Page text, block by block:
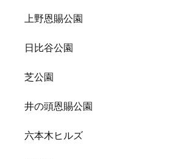
上野恩賜公園
日比谷公園
芝公園
井の頭恩賜公園
六本木ヒルズ